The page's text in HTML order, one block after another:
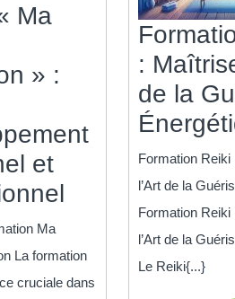
Ma
» :
et
Choisir
Bonne
Formation »
Ma
La formation
cruciale dans
:
de la
Formation
l’Art de la
Formation
l’Art de la
Le Reiki{...}